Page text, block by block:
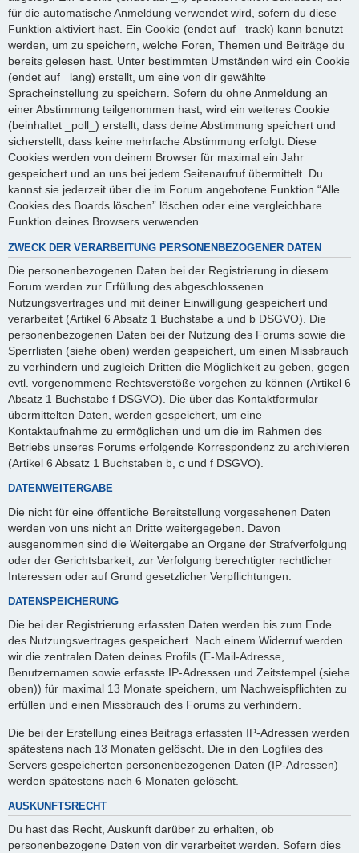
für die automatische Anmeldung verwendet wird, sofern du diese
Funktion aktiviert hast. Ein Cookie (endet auf _track) kann benutzt
werden, um zu speichern, welche Foren, Themen und Beiträge du
bereits gelesen hast. Unter bestimmten Umständen wird ein Cookie
(endet auf _lang) erstellt, um eine von dir gewählte
Spracheinstellung zu speichern. Sofern du ohne Anmeldung an
einer Abstimmung teilgenommen hast, wird ein weiteres Cookie
(beinhaltet _poll_) erstellt, dass deine Abstimmung speichert und
sicherstellt, dass keine mehrfache Abstimmung erfolgt. Diese
Cookies werden von deinem Browser für maximal ein Jahr
gespeichert und an uns bei jedem Seitenaufruf übermittelt. Du
kannst sie jederzeit über die im Forum angebotene Funktion “Alle
Cookies des Boards löschen” löschen oder eine vergleichbare
Funktion deines Browsers verwenden.
ZWECK DER VERARBEITUNG PERSONENBEZOGENER DATEN
Die personenbezogenen Daten bei der Registrierung in diesem
Forum werden zur Erfüllung des abgeschlossenen
Nutzungsvertrages und mit deiner Einwilligung gespeichert und
verarbeitet (Artikel 6 Absatz 1 Buchstabe a und b DSGVO). Die
personenbezogenen Daten bei der Nutzung des Forums sowie die
Sperrlisten (siehe oben) werden gespeichert, um einen Missbrauch
zu verhindern und zugleich Dritten die Möglichkeit zu geben, gegen
evtl. vorgenommene Rechtsverstöße vorgehen zu können (Artikel 6
Absatz 1 Buchstabe f DSGVO). Die über das Kontaktformular
übermittelten Daten, werden gespeichert, um eine
Kontaktaufnahme zu ermöglichen und um die im Rahmen des
Betriebs unseres Forums erfolgende Korrespondenz zu archivieren
(Artikel 6 Absatz 1 Buchstaben b, c und f DSGVO).
DATENWEITERGABE
Die nicht für eine öffentliche Bereitstellung vorgesehenen Daten
werden von uns nicht an Dritte weitergegeben. Davon
ausgenommen sind die Weitergabe an Organe der Strafverfolgung
oder der Gerichtsbarkeit, zur Verfolgung berechtigter rechtlicher
Interessen oder auf Grund gesetzlicher Verpflichtungen.
DATENSPEICHERUNG
Die bei der Registrierung erfassten Daten werden bis zum Ende
des Nutzungsvertrages gespeichert. Nach einem Widerruf werden
wir die zentralen Daten deines Profils (E-Mail-Adresse,
Benutzernamen sowie erfasste IP-Adressen und Zeitstempel (siehe
oben)) für maximal 13 Monate speichern, um Nachweispflichten zu
erfüllen und einen Missbrauch des Forums zu verhindern.
Die bei der Erstellung eines Beitrags erfassten IP-Adressen werden
spätestens nach 13 Monaten gelöscht. Die in den Logfiles des
Servers gespeicherten personenbezogenen Daten (IP-Adressen)
werden spätestens nach 6 Monaten gelöscht.
AUSKUNFTSRECHT
Du hast das Recht, Auskunft darüber zu erhalten, ob
personenbezogene Daten von dir verarbeitet werden. Sofern dies